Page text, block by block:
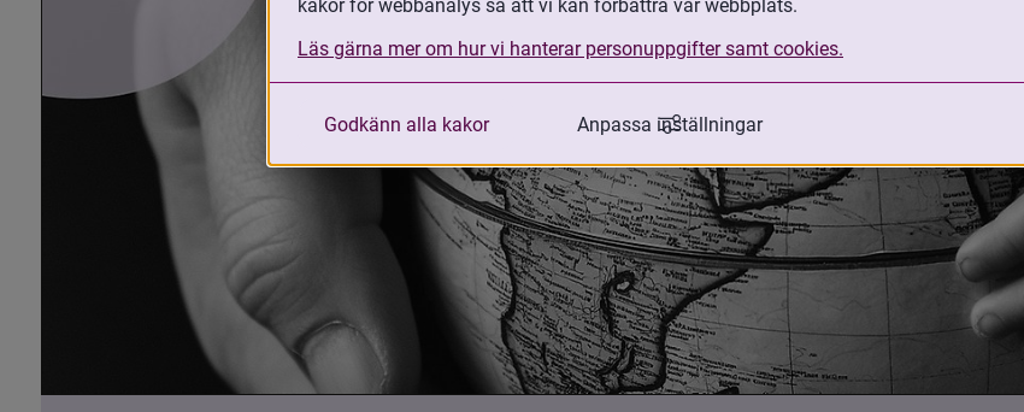
Läs gärna mer om hur vi hanterar personuppgifter samt cookies.
Godkänn alla kakor Anpassa inställningar